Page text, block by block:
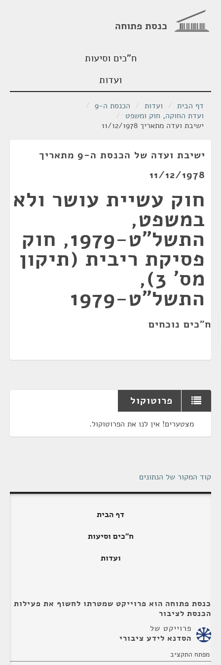
כנסת פתוחה
ח"כים וסיעות
ועדות
דף הבית / ועדות / הכנסת ה-9
/
ועדת החוקה, חוק ומשפט /
ישיבת ועדה מתאריך 11/12/1978
ישיבת ועדה של הכנסת ה-9 מתאריך
11/12/1978
חוק עשיית עושר ולא
במשפט,
התשל"ט-1979, חוק
פסיקת ריבית (תיקון
מס' 3),
התשל"ט-1979
ח"כים נוכחים
פרוטוקול
מצטערים! אין לנו את הפרוטוקול.
קוד המקור של הנתונים
דף הבית
ח"כים וסיעות
ועדות
כנסת פתוחה הוא פרוייקט שמטרתו לחשוף את פעילות
הכנסת לציבור
פרוייקט של
הסדנא לידע ציבורי
מפתח התקציב